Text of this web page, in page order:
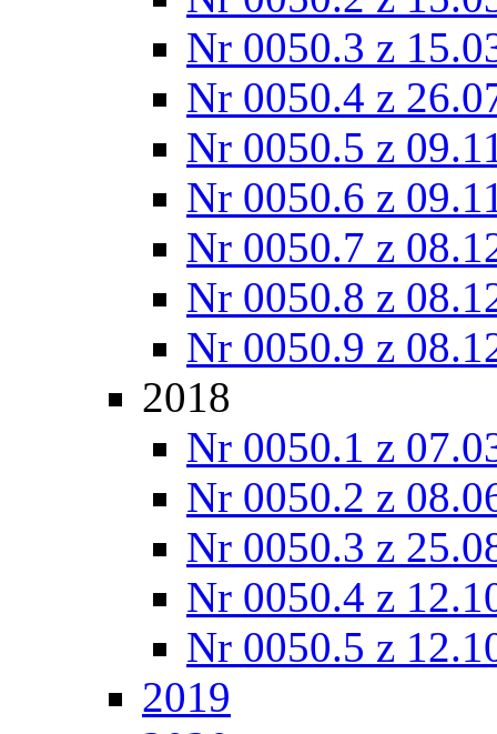
Nr 0050.3 z
Nr 0050.4 z
Nr 0050.5 z
Nr 0050.6 z
Nr 0050.7 z
Nr 0050.8 z
Nr 0050.9 z
2018
Nr 0050.1 z
Nr 0050.2 z
Nr 0050.3 z
Nr 0050.4 z
Nr 0050.5 z
2019